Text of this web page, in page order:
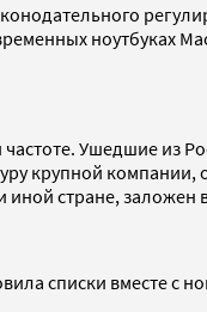
ноутбуках
Ушедшие из
крупной
стране, заложен
списки вместе с